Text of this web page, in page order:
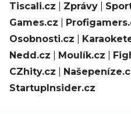
Tiscali.cz Zprávy
Games.cz
Osobnosti.cz
Nedd.cz
Moulík.cz
CZhity.cz
StartupInsider.cz